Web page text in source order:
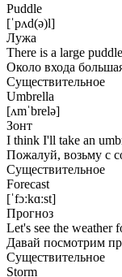
Puddle
[ˈpʌd(ə)l]
Лужа
There is a large
Около входа
Существительное
Umbrella
[ʌmˈbrelə]
Зонт
I think I'll take an
Пожалуй, возьму с
Существительное
Forecast
[ˈfɔːkɑːst]
Прогноз
Let's see the weather
Давай посмотрим
Существительное
Storm